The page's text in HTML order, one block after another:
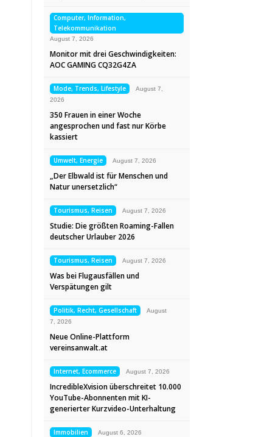
Computer, Information,
Telekommunikation
August 7, 2026
Monitor mit drei Geschwindigkeiten:
AOC GAMING CQ32G4ZA
Mode, Trends, Lifestyle
August 7,
2026
350 Frauen in einer Woche
angesprochen und fast nur Körbe
kassiert
Umwelt, Energie August 7, 2026
„Der Elbwald ist für Menschen und
Natur unersetzlich“
Tourismus, Reisen August 7, 2026
Studie: Die größten Roaming-Fallen
deutscher Urlauber 2026
Tourismus, Reisen August 7, 2026
Was bei Flugausfällen und
Verspätungen gilt
Politik, Recht, Gesellschaft
August
7, 2026
Neue Online-Plattform
vereinsanwalt.at
Internet, Ecommerce August 7, 2026
IncredibleXvision überschreitet 10.000
YouTube-Abonnenten mit KI-
generierter Kurzvideo-Unterhaltung
Immobilien August 6, 2026